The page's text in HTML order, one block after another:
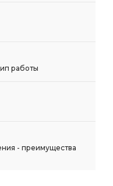
работы
- преимущества